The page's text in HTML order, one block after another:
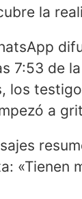
la
7:53 de
los
a
«Tienen